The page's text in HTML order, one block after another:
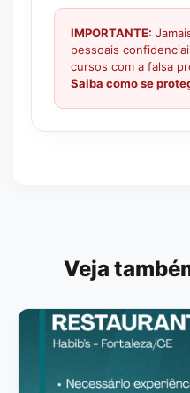
IMPORTANTE:
pessoais
cursos com a falsa
Saiba como se
Veja